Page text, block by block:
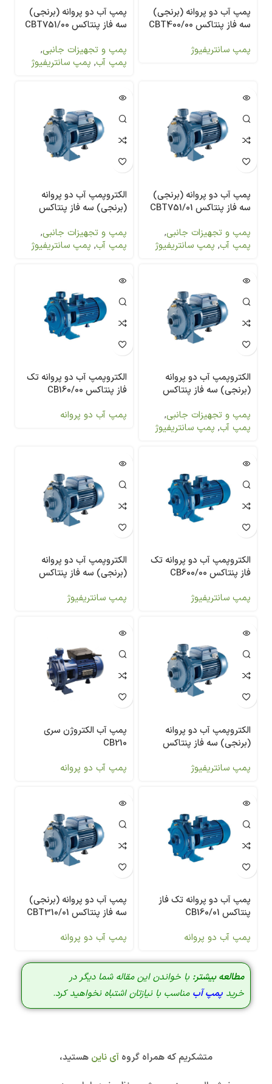
پمپ آب دو پروانه (برنجی)
سه فاز پنتاکس CBT400/00
پمپ سانتریفیوژ
پمپ آب دو پروانه (برنجی)
سه فاز پنتاکس CBT751/00
پمپ و تجهیزات جانبی,
پمپ آب, پمپ سانتریفیوژ
پمپ آب دو پروانه (برنجی)
سه فاز پنتاکس CBT751/01
پمپ و تجهیزات جانبی,
پمپ آب, پمپ سانتریفیوژ
الکتروپمپ آب دو پروانه
(برنجی) سه فاز پنتاکس
پمپ و تجهیزات جانبی,
پمپ آب, پمپ سانتریفیوژ
الکتروپمپ آب دو پروانه
(برنجی) سه فاز پنتاکس
پمپ و تجهیزات جانبی,
پمپ آب, پمپ سانتریفیوژ
الکتروپمپ آب دو پروانه تک
فاز پنتاکس CB160/00
پمپ آب دو پروانه
الکتروپمپ آب دو پروانه تک
فاز پنتاکس CB600/00
پمپ سانتریفیوژ
الکتروپمپ آب دو پروانه
(برنجی) سه فاز پنتاکس
پمپ سانتریفیوژ
الکتروپمپ آب دو پروانه
(برنجی) سه فاز پنتاکس
پمپ سانتریفیوژ
پمپ آب الکتروژن سری
CB210
پمپ آب دو پروانه
پمپ آب دو پروانه تک فاز
پنتاکس CB160/01
پمپ آب دو پروانه
پمپ آب دو پروانه (برنجی)
سه فاز پنتاکس CBT310/01
پمپ آب دو پروانه
مطالعه بیشتر: با خواندن این مقاله شما دیگر در
خرید پمپ آب مناسب با نیازتان اشتباه نخواهید کرد.
متشکریم که همراه گروه آی ناین هستید،